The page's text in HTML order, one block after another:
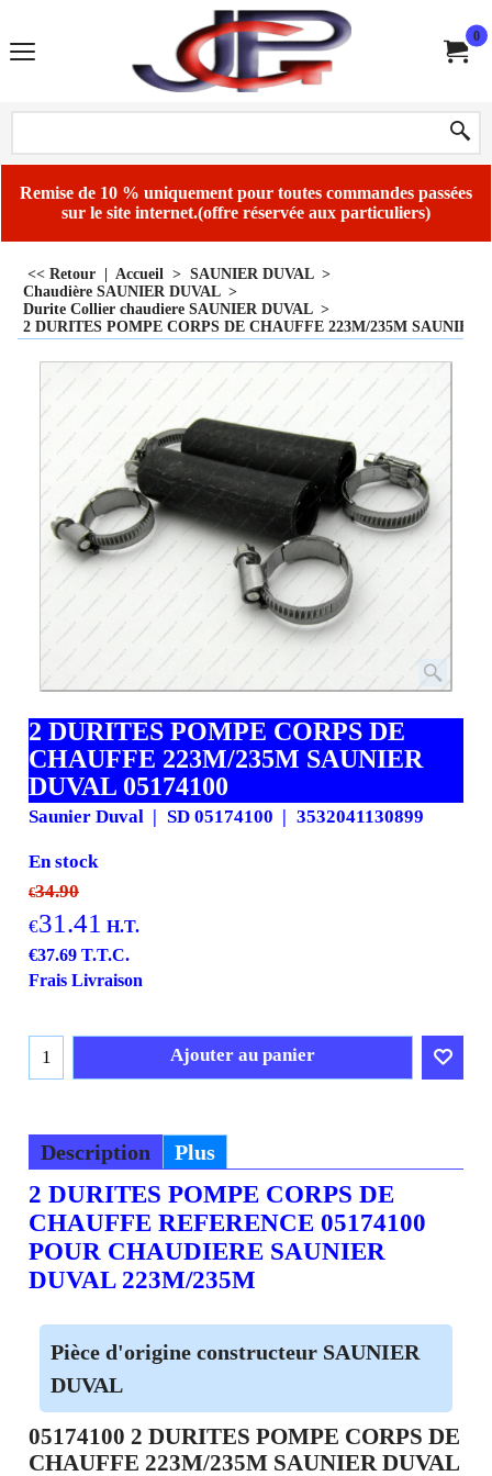
0
Remise de 10 % uniquement pour toutes commandes passées
sur le site internet.(offre réservée aux particuliers)
<< Retour Accueil > SAUNIER DUVAL>
Chaudière SAUNIER DUVAL>
Durite Collier chaudiere SAUNIER DUVAL>
2 DURITES POMPE CORPS DE CHAUFFE 223M/235M SAUNIER
2 DURITES POMPE CORPS DE
CHAUFFE 223M/235M SAUNIER
DUVAL 05174100
Saunier Duval SD 05174100 3532041130899
En stock
€34.90
€31.41 H.T.
€37.69 T.T.C.
Frais Livraison
Ajouter au panier
Description Plus
2 DURITES POMPE CORPS DE
CHAUFFE REFERENCE 05174100
POUR CHAUDIERE SAUNIER
DUVAL 223M/235M
Pièce d'origine constructeur SAUNIER
DUVAL
05174100 2 DURITES POMPE CORPS DE
CHAUFFE 223M/235M SAUNIER DUVAL